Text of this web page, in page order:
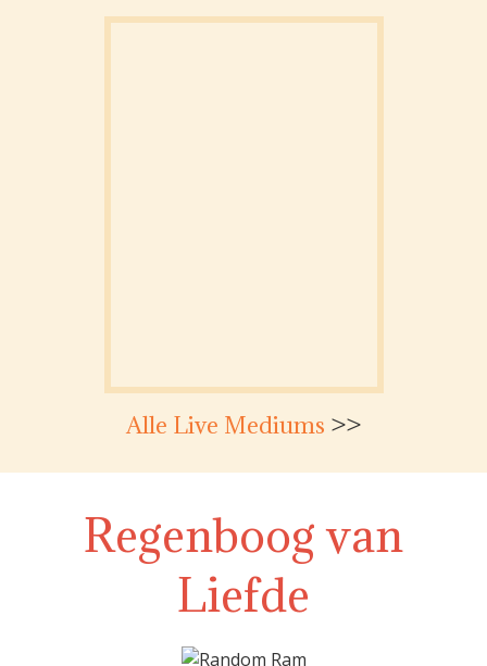
Alle Live Mediums >>
Regenboog van
Liefde